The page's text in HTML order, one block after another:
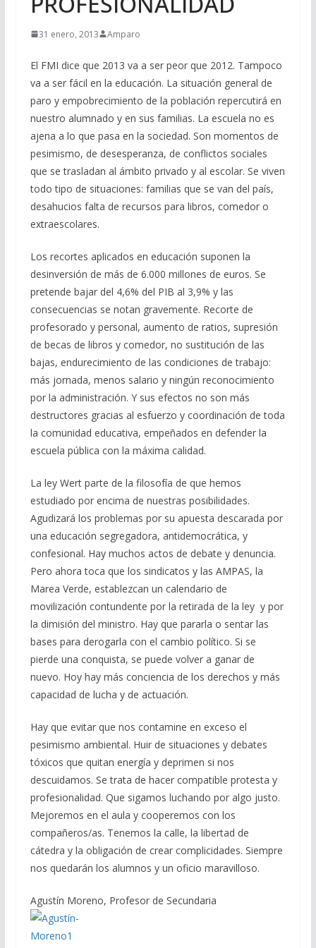
31 enero, 2013 Amparo
El FMI dice que 2013 va a ser peor que 2012. Tampoco
va a ser fácil en la educación. La situación general de
paro y empobrecimiento de la población repercutirá en
nuestro alumnado y en sus familias. La escuela no es
ajena a lo que pasa en la sociedad. Son momentos de
pesimismo, de desesperanza, de conflictos sociales
que se trasladan al ámbito privado y al escolar. Se viven
todo tipo de situaciones: familias que se van del país,
desahucios falta de recursos para libros, comedor o
extraescolares.
Los recortes aplicados en educación suponen la
desinversión de más de 6.000 millones de euros. Se
pretende bajar del 4,6% del PIB al 3,9% y las
consecuencias se notan gravemente. Recorte de
profesorado y personal, aumento de ratios, supresión
de becas de libros y comedor, no sustitución de las
bajas, endurecimiento de las condiciones de trabajo:
más jornada, menos salario y ningún reconocimiento
por la administración. Y sus efectos no son más
destructores gracias al esfuerzo y coordinación de toda
la comunidad educativa, empeñados en defender la
escuela pública con la máxima calidad.
La ley Wert parte de la filosofía de que hemos
estudiado por encima de nuestras posibilidades.
Agudizará los problemas por su apuesta descarada por
una educación segregadora, antidemocrática, y
confesional. Hay muchos actos de debate y denuncia.
Pero ahora toca que los sindicatos y las AMPAS, la
Marea Verde, establezcan un calendario de
movilización contundente por la retirada de la ley y por
la dimisión del ministro. Hay que pararla o sentar las
bases para derogarla con el cambio político. Si se
pierde una conquista, se puede volver a ganar de
nuevo. Hoy hay más conciencia de los derechos y más
capacidad de lucha y de actuación.
Hay que evitar que nos contamine en exceso el
pesimismo ambiental. Huir de situaciones y debates
tóxicos que quitan energía y deprimen si nos
descuidamos. Se trata de hacer compatible protesta y
profesionalidad. Que sigamos luchando por algo justo.
Mejoremos en el aula y cooperemos con los
compañeros/as. Tenemos la calle, la libertad de
cátedra y la obligación de crear complicidades. Siempre
nos quedarán los alumnos y un oficio maravilloso.
Agustín Moreno, Profesor de Secundaria